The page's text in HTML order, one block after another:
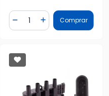
Diminuir Quantidade
Quantidade
AdicionarComprar